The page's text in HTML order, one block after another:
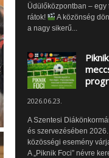
Üdülőközpontban –
rátok!
A közönség
a nagy sikerű...
2026.06.23.
A Szentesi
és szervezésében
közösségi esemény
A „Piknik Foci” névre